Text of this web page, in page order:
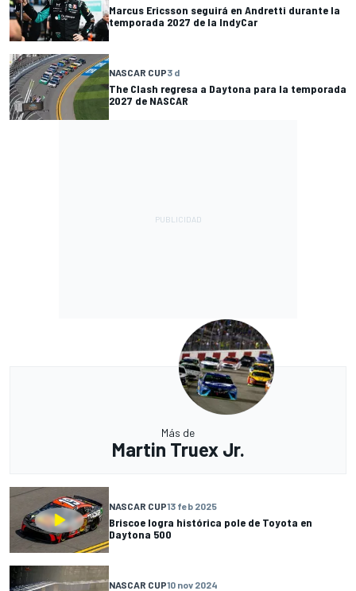
Marcus Ericsson seguirá en Andretti durante la
temporada 2027 de la IndyCar
NASCAR CUP3 d
The Clash regresa a Daytona para la temporada
2027 de NASCAR
Más de
Martin Truex Jr.
NASCAR CUP13 feb 2025
Briscoe logra histórica pole de Toyota en
Daytona 500
NASCAR CUP10 nov 2024